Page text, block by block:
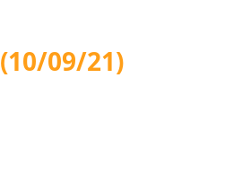
(10/09/21)